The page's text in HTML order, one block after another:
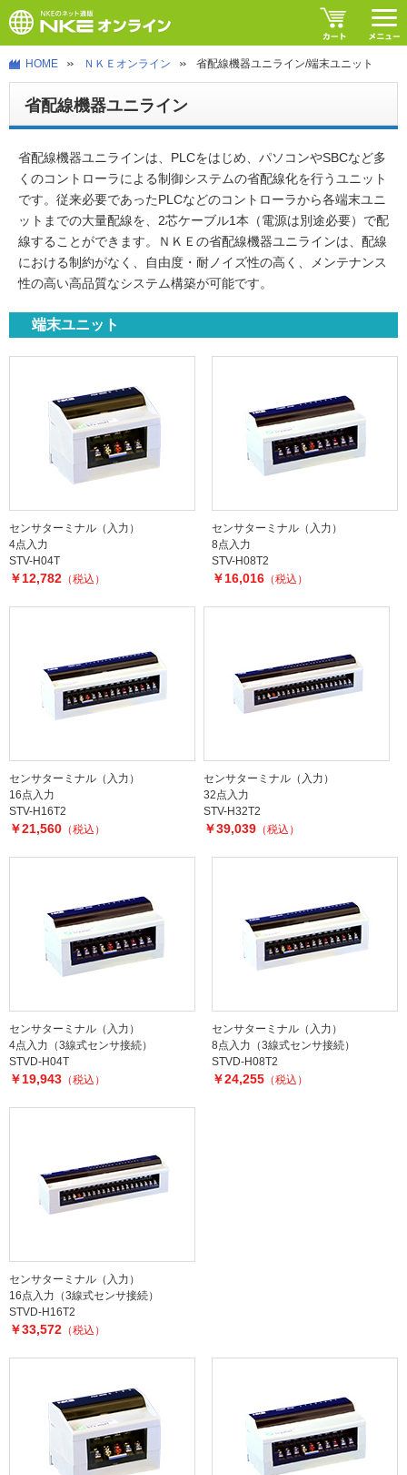
HOME ＮＫＥオンライン 省配線機器ユニライン/端末ユニット
省配線機器ユニライン
省配線機器ユニラインは、PLCをはじめ、パソコンやSBCなど多
くのコントローラによる制御システムの省配線化を行うユニット
です。従来必要であったPLCなどのコントローラから各端末ユニ
ットまでの大量配線を、2芯ケーブル1本（電源は別途必要）で配
線することができます。ＮＫＥの省配線機器ユニラインは、配線
における制約がなく、自由度・耐ノイズ性の高く、メンテナンス
性の高い高品質なシステム構築が可能です。
端末ユニット
センサターミナル（入力）
4点入力
STV-H04T
￥12,782 （税込）
センサターミナル（入力）
8点入力
STV-H08T2
￥16,016（税込）
センサターミナル（入力）
16点入力
STV-H16T2
￥21,560 （税込）
センサターミナル（入力）
32点入力
STV-H32T2
￥39,039 （税込）
センサターミナル（入力）
4点入力（3線式センサ接続）
STVD-H04T
￥19,943 （税込）
センサターミナル（入力）
8点入力（3線式センサ接続）
STVD-H08T2
￥24,255（税込）
センサターミナル（入力）
16点入力（3線式センサ接続）
STVD-H16T2
￥33,572 （税込）